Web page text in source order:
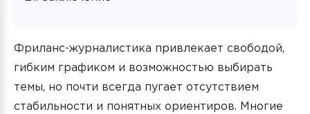
Фриланс-журналистика привлекает свободой,
гибким графиком и возможностью выбирать
темы, но почти всегда пугает отсутствием
стабильности и понятных ориентиров. Многие